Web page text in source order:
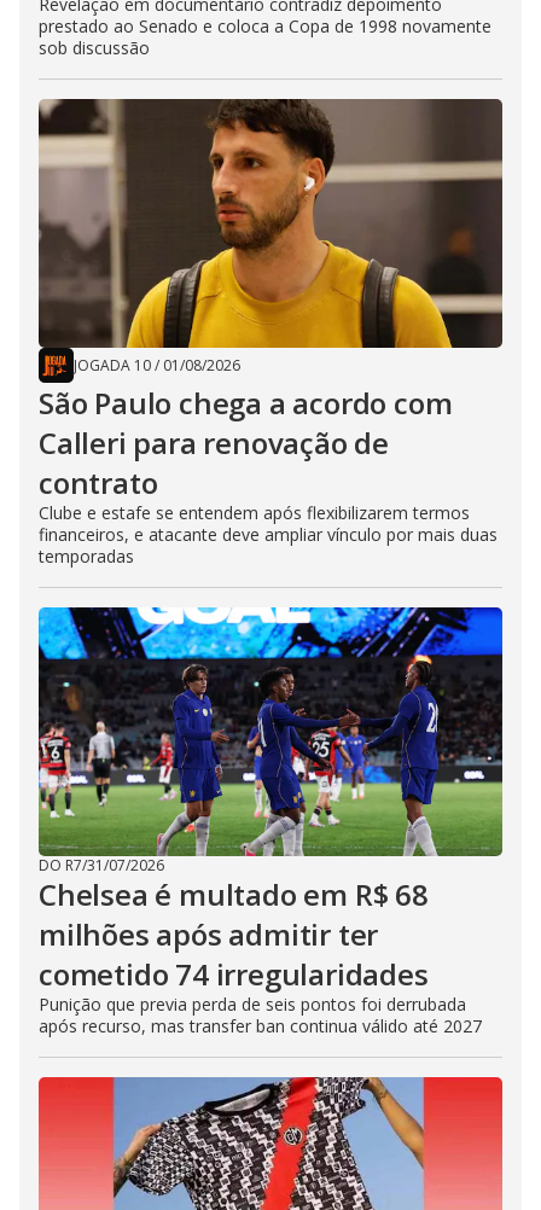
Revelação em documentário contradiz depoimento
prestado ao Senado e coloca a Copa de 1998 novamente
sob discussão
JOGADA 10/ 01/08/2026
São Paulo chega a acordo com
Calleri para renovação de
contrato
Clube e estafe se entendem após flexibilizarem termos
financeiros, e atacante deve ampliar vínculo por mais duas
temporadas
DO R7/31/07/2026
Chelsea é multado em R$ 68
milhões após admitir ter
cometido 74 irregularidades
Punição que previa perda de seis pontos foi derrubada
após recurso, mas transfer ban continua válido até 2027